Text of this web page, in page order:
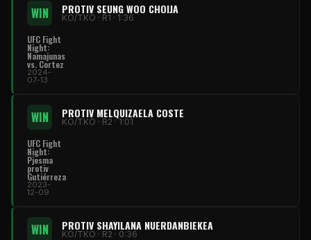
WIN PROTIV SEUNG WOO CHOIJA
KO/TKO · R1 · 1:36
UFC Fight
Night:
Namajunas
vs. Cortez
2024-
07-13
WIN PROTIV MELQUIZAELA COSTE
KO/TKO · R2 · 1:01
UFC Fight
Night:
Pjesma
protiv
Gutiérreza
2023-
12-09
WIN PROTIV SHAYILANA NUERDANBIEKEA
KO/TKO · R2 · 0:36